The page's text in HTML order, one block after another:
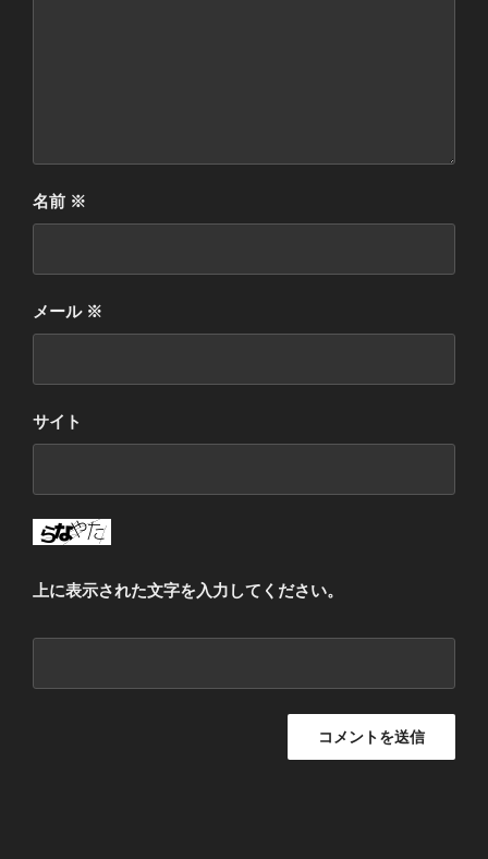
名前 ※
メール ※
サイト
上に表示された文字を入力してください。